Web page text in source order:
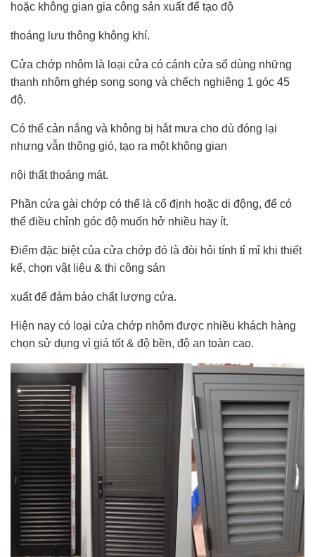
hoặc không gian gia công sản xuất để tạo độ
thoáng lưu thông không khí.
Cửa chớp nhôm là loại cửa có cánh cửa sổ dùng những
thanh nhôm ghép song song và chếch nghiêng 1 góc 45
độ.
Có thể cản nắng và không bị hắt mưa cho dù đóng lại
nhưng vẫn thông gió, tạo ra một không gian
nội thất thoáng mát.
Phần cửa gài chớp có thể là cố định hoặc di động, để có
thể điều chỉnh góc độ muốn hở nhiều hay ít.
Điểm đặc biệt của cửa chớp đó là đòi hỏi tính tỉ mỉ khi thiết
kế, chọn vật liệu & thi công sản
xuất để đảm bảo chất lượng cửa.
Hiện nay có loại cửa chớp nhôm được nhiều khách hàng
chọn sử dụng vì giá tốt & độ bền, độ an toàn cao.